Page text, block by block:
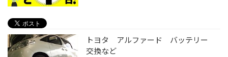
トヨタ アルファード バッテリー
交換など